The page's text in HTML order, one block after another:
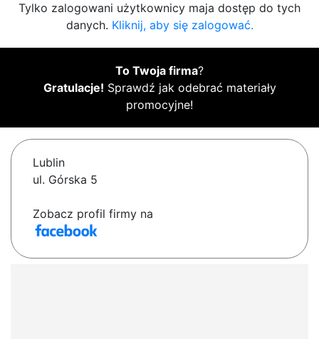
Tylko zalogowani użytkownicy maja dostęp do tych
danych. Kliknij, aby się zalogować.
To Twoja firma?
Gratulacje! Sprawdź jak odebrać materiały
promocyjne!
Lublin
ul. Górska 5
Zobacz profil firmy na